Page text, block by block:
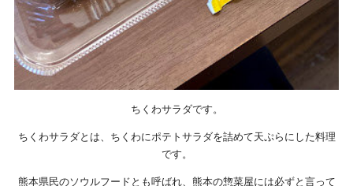
ちくわサラダです。
ちくわサラダとは、ちくわにポテトサラダを詰めて天ぷらにした料理
です。
熊本県民のソウルフードとも呼ばれ、熊本の惣菜屋には必ずと言って